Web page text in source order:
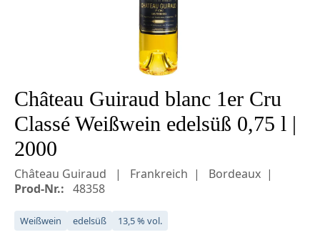
Château Guiraud blanc 1er Cru
Classé Weißwein edelsüß 0,75 l |
2000
Château Guiraud Frankreich
Bordeaux
Prod-Nr.: 48358
Weißwein edelsüß 13,5 % vol.